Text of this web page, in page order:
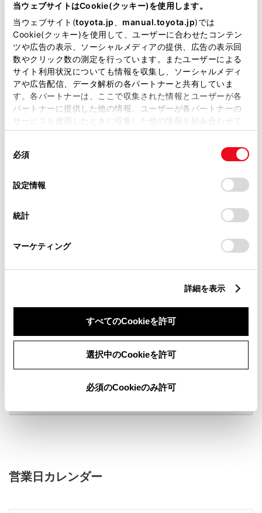
当ウェブサイトはCookie(クッキー)を使用します。
当ウェブサイト(toyota.jp manual.toyota.jp)では
Cookie(クッキー)を使用して、ユーザーに合わせたコンテン
ツや広告の表示、ソーシャルメディアの提供、広告の表示回
数やクリック数の測定を行っています。またユーザーによる
サイト利用状況についても情報を収集し、ソーシャルメディ
アや広告配信、データ解析の各パートナーと共有していま
す。各パートナーは、ここで収集された情報とユーザーが各
パートナーに提供した他の情報、ユーザーが各パートナーの
サービスを使用したときに収集した他の情報を組み合わせて
使用することがあります。当ウェブサイトの使用を続行する
デバイスにすべてのCookie(クッキー)が保存されることに同
意したことになります。Cookie(クッキー)のオプトアウト、
設定の変更、同意を撤回したりするにあたっては、当社の
「Cookie（クッキー）情報の取り扱いについて
」をご覧くだ
必須
設定情報
統計
マーケティング
詳細を表示
すべてのCookieを許可
選択中のCookieを許可
必須のCookieのみ許可
試乗予約
施設情報・サービス
軽自動車
WiFi
営業日カレンダー